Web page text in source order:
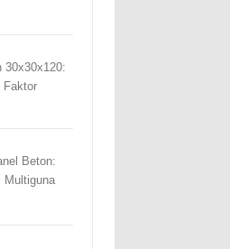
30x30x120:
Faktor
Beton:
Multiguna